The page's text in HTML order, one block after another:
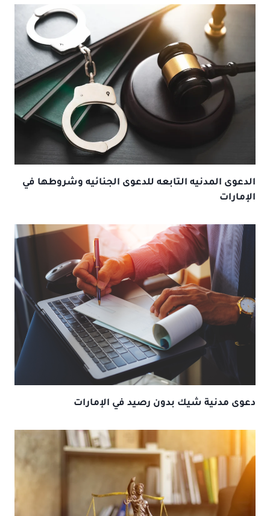
الدعوى المدنيه التابعه للدعوى الجنائيه وشروطها في
الإمارات
دعوى مدنية شيك بدون رصيد في الإمارات